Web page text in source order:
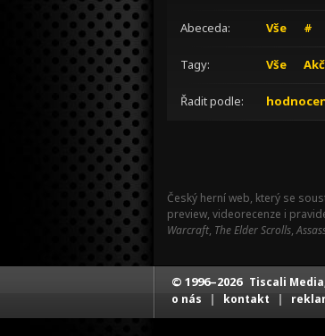
Abeceda: Vše #
Tagy: Vše
Řadit podle:
Český herní web, který se
preview, videorecenze i
Warcraft, The Elder Scrolls,
© 1996–2026 Tiscali
o nás | kontakt |